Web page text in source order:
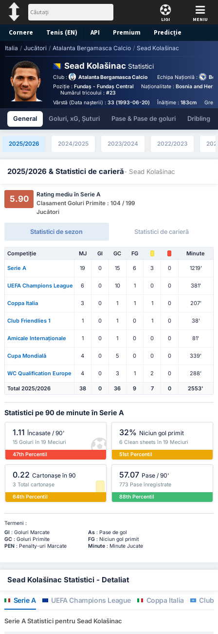
LIGI MENIU
Cornere Tenis (EN) API Premium Predicție
Italia / Jucători / Atalanta Bergamasca Calcio / Sead Kolašinac
Sead Kolašinac Statistici
Club : Atalanta Bergamasca Calcio Echipa Naționlă :
Poziție : Fundaș - Fundaș Central Naționalitate :Bosnia and
Numărul tricoului :#23
Vârstă (Data nașterii) : 33 (1993-06-20) Înălțime :183cm
General Goluri, xG, Șuturi Pase & Pase de goluri Dribling
2025/2026 2024/2025 2023/2024 2022/2023
2025/2026 & Statistici de carieră- Sead Kolašinac
5.90
Rating mediu în Serie A
Clasament Goluri Primite : 104 / 199
Jucători
Statistici de sezon Statistici de carieră
Competiție MJ Gl GC FG Minute
Serie A 19 0 15 6 3 0 1219'
UEFA Champions League 6 0 10 1 0 0 381'
Coppa Italia 3 0 1 1 1 0 207'
Club Friendlies 1 1 0 1 0 1 0 38'
Amicale Internaționale 1 0 1 0 0 0 81'
Cupa Mondială 4 0 5 0 0 0 339'
WC Qualification Europe 4 0 3 1 2 0 288'
Total 2025/2026 38 0 36 9 7 0 2553'
Statistici pe 90 de minute în Serie A
1.11 Încasate / 90'
15 Goluri în 19 Meciuri
47th Percentil
32% Niciun gol primit
6 Clean sheets în 19 Meciuri
51st Percentil
0.22 Cartonașe în 90
3 Total cartonașe
64th Percentil
57.07 Pase / 90'
773 Pase înregistrate
88th Percentil
Termeni :
Gl : Goluri Marcate As: Pase de gol
GC : Goluri Primite FG: Niciun gol primit
PEN : Penalty-uri Marcate Minute: Minute Jucate
Sead Kolašinac Statistici - Detaliat
Serie A UEFA Champions League Coppa Italia Club
Serie A Statistici pentru Sead Kolašinac